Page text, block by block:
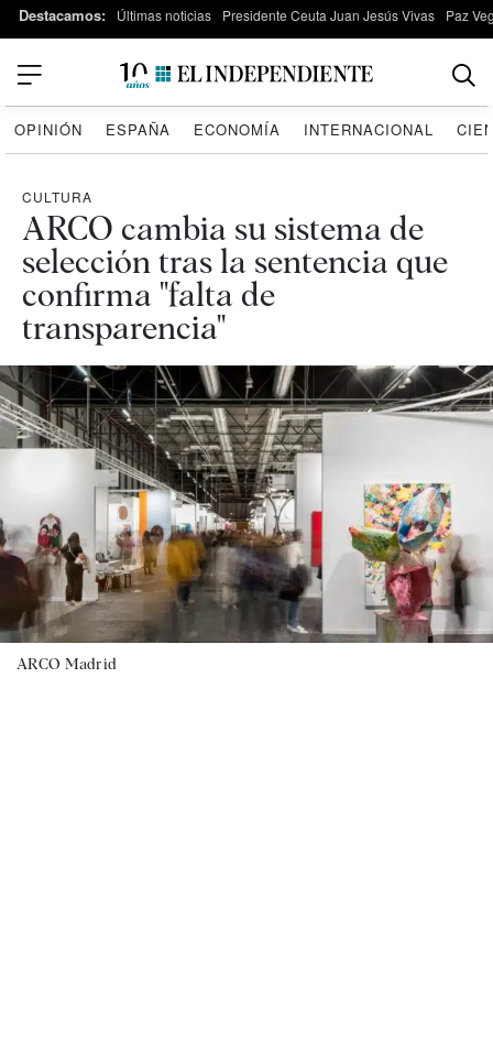
Destacamos: Últimas noticias Presidente Ceuta Juan Jesús Vivas Paz
OPINIÓN ESPAÑA ECONOMÍA INTERNACIONAL
CULTURA
ARCO cambia su sistema de
selección tras la sentencia que
confirma "falta de
transparencia"
ARCO Madrid